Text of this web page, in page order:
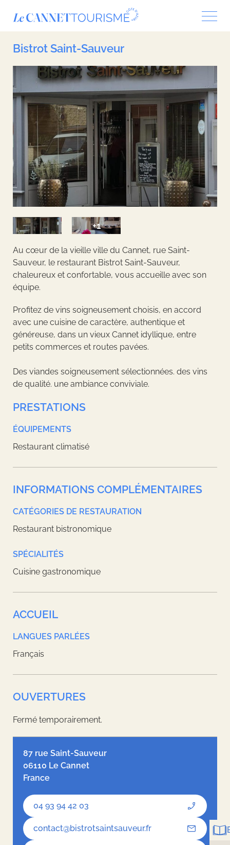
Bistrot Saint-Sauveur
+1
Au cœur de la vieille ville du Cannet, rue Saint-
Sauveur, le restaurant Bistrot Saint-Sauveur,
chaleureux et confortable, vous accueille avec son
équipe.
Profitez de vins soigneusement choisis, en accord
avec une cuisine de caractère, authentique et
généreuse, dans un vieux Cannet idyllique, entre
petits commerces et routes pavées.
Des viandes soigneusement sélectionnées. des vins
de qualité. une ambiance conviviale.
PRESTATIONS
ÉQUIPEMENTS
Restaurant climatisé
INFORMATIONS COMPLÉMENTAIRES
CATÉGORIES DE RESTAURATION
Restaurant bistronomique
SPÉCIALITÉS
Cuisine gastronomique
ACCUEIL
LANGUES PARLÉES
Français
OUVERTURES
Fermé temporairement.
Leaflet| © OpenStreetMap contributors, Tiles style by
87 rue Saint-Sauveur
06110 Le Cannet
France
04 93 94 42 03
contact@bistrotsaintsauveur.fr